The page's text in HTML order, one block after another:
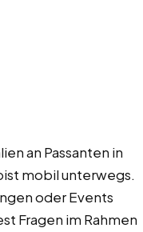
an Passanten in
mobil unterwegs.
oder Events
Fragen im Rahmen